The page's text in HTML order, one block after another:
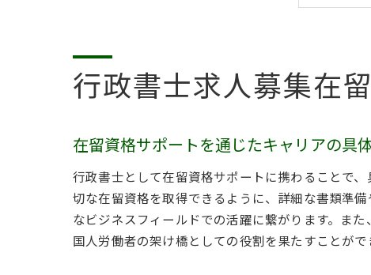
留
行政書士求人募集在
在留資格サポートを通じたキャリアの具
行政書士として在留資格サポートに携わることで
切な在留資格を取得できるように、詳細な書類準
なビジネスフィールドでの活躍に繋がります。ま
国人労働者の架け橋としての役割を果たすことがで